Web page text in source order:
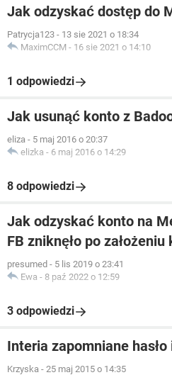
Jak odzyskać dostęp do
Patrycja123 - 13 sie 2021 o 18:34
MaximCCM - 16 sie 2021 o 14:10
1 odpowiedzi
Jak usunąć konto z
eliza - 5 maj 2016 o 20:37
elizka - 6 maj 2016 o 14:29
8 odpowiedzi
Jak odzyskać konto na
FB zniknęło po założeniu
presumed - 5 lis 2019 o 23:41
Ewa - 8 paź 2022 o 12:59
3 odpowiedzi
Interia zapomniane
Krzyska - 25 maj 2015 o 14:35